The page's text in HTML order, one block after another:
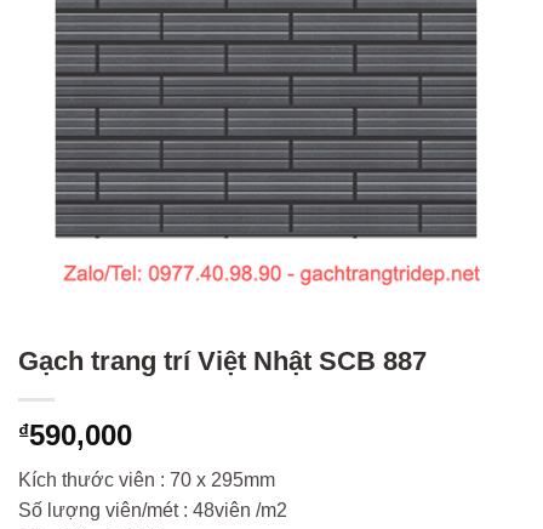
Gạch trang trí Việt Nhật SCB 887
₫590,000
Kích thước viên : 70 x 295mm
Số lượng viên/mét : 48viên /m2